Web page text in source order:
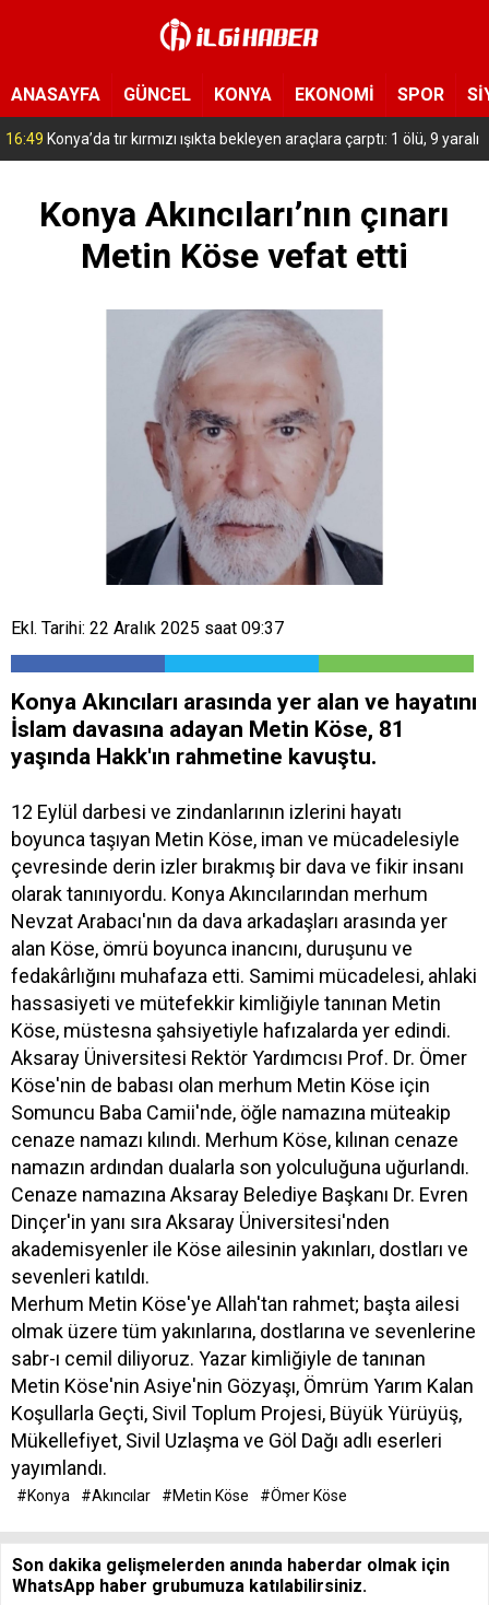
ANASAYFA GÜNCEL KONYA EKONOMİ SPOR
15:54 Yeni Medya Cemiyeti’nden Hakimiyet Gazetesi’ne 30. yıl ziyareti
Konya Akıncıları’nın çınarı
Metin Köse vefat etti
Ekl. Tarihi: 22 Aralık 2025 saat 09:37
Konya Akıncıları arasında yer alan ve hayatını
İslam davasına adayan Metin Köse, 81
yaşında Hakk'ın rahmetine kavuştu.
12 Eylül darbesi ve zindanlarının izlerini hayatı
boyunca taşıyan Metin Köse, iman ve mücadelesiyle
çevresinde derin izler bırakmış bir dava ve fikir insanı
olarak tanınıyordu. Konya Akıncılarından merhum
Nevzat Arabacı'nın da dava arkadaşları arasında yer
alan Köse, ömrü boyunca inancını, duruşunu ve
fedakârlığını muhafaza etti. Samimi mücadelesi, ahlaki
hassasiyeti ve mütefekkir kimliğiyle tanınan Metin
Köse, müstesna şahsiyetiyle hafızalarda yer edindi.
Aksaray Üniversitesi Rektör Yardımcısı Prof. Dr. Ömer
Köse'nin de babası olan merhum Metin Köse için
Somuncu Baba Camii'nde, öğle namazına müteakip
cenaze namazı kılındı. Merhum Köse, kılınan cenaze
namazın ardından dualarla son yolculuğuna uğurlandı.
Cenaze namazına Aksaray Belediye Başkanı Dr. Evren
Dinçer'in yanı sıra Aksaray Üniversitesi'nden
akademisyenler ile Köse ailesinin yakınları, dostları ve
sevenleri katıldı.
Merhum Metin Köse'ye Allah'tan rahmet; başta ailesi
olmak üzere tüm yakınlarına, dostlarına ve sevenlerine
sabr-ı cemil diliyoruz. Yazar kimliğiyle de tanınan
Metin Köse'nin Asiye'nin Gözyaşı, Ömrüm Yarım Kalan
Koşullarla Geçti, Sivil Toplum Projesi, Büyük Yürüyüş,
Mükellefiyet, Sivil Uzlaşma ve Göl Dağı adlı eserleri
yayımlandı.
#Konya #Akıncılar #Metin Köse #Ömer Köse
Son dakika gelişmelerden anında haberdar olmak için
WhatsApp haber grubumuza katılabilirsiniz.